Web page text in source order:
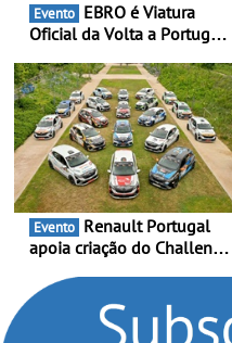
Evento
Oficial da Volta a Portugal
presença nacional ao lado
da mítica prova de ciclismo
e leva a sua gama SUV
multi-energia às estradas
de Portugal
Evento
apoia criação do Challenge
compromisso com o
automobilismo nacional
continua em 2026